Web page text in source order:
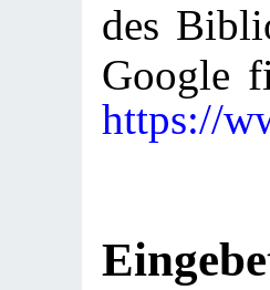
des
Google
https://